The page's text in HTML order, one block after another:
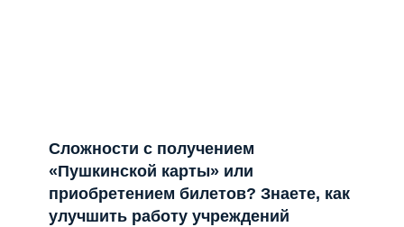
культуры?
Напишите — решим!